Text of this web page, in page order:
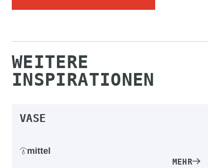
WEITERE
INSPIRATIONEN
VASE
mittel
MEHR